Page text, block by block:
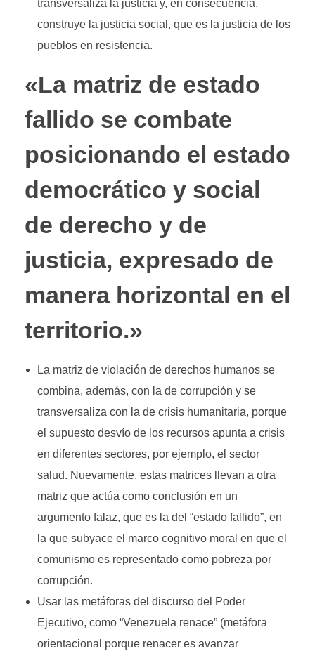
transversaliza la justicia y, en consecuencia,
construye la justicia social, que es la justicia de los
pueblos en resistencia.
«La matriz de estado
fallido se combate
posicionando el estado
democrático y social
de derecho y de
justicia, expresado de
manera horizontal en el
territorio.»
La matriz de violación de derechos humanos se
combina, además, con la de corrupción y se
transversaliza con la de crisis humanitaria, porque
el supuesto desvío de los recursos apunta a crisis
en diferentes sectores, por ejemplo, el sector
salud. Nuevamente, estas matrices llevan a otra
matriz que actúa como conclusión en un
argumento falaz, que es la del “estado fallido”, en
la que subyace el marco cognitivo moral en que el
comunismo es representado como pobreza por
corrupción.
Usar las metáforas del discurso del Poder
Ejecutivo, como “Venezuela renace” (metáfora
orientacional porque renacer es avanzar